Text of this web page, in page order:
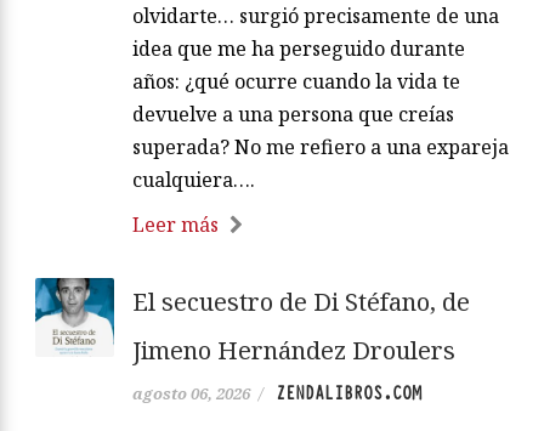
olvidarte… surgió precisamente de una
idea que me ha perseguido durante
años: ¿qué ocurre cuando la vida te
devuelve a una persona que creías
superada? No me refiero a una expareja
cualquiera….
Leer más
El secuestro de Di Stéfano, de
Jimeno Hernández Droulers
agosto 06, 2026 / ZENDALIBROS.COM